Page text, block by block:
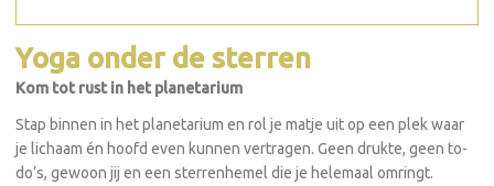
Yoga onder de sterren
Kom tot rust in het planetarium
Stap binnen in het planetarium en rol je matje uit op een plek waar
je lichaam én hoofd even kunnen vertragen. Geen drukte, geen to-
do’s, gewoon jij en een sterrenhemel die je helemaal omringt.